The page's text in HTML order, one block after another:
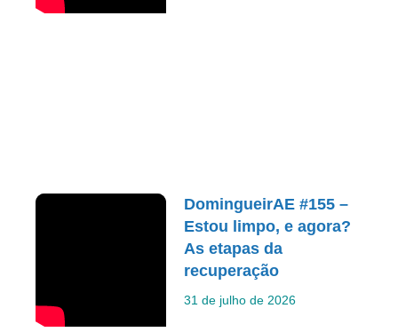
DomingueirAE #155 –
Estou limpo, e agora?
As etapas da
recuperação
31 de julho de 2026